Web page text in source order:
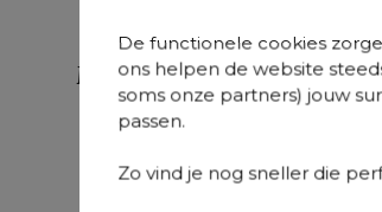
De functionele cookies
ons helpen de website
soms onze partners) jouw
passen.
Zo vind je nog sneller die
Meer uit deze collectie
Orso +
in teak en beige
in teak